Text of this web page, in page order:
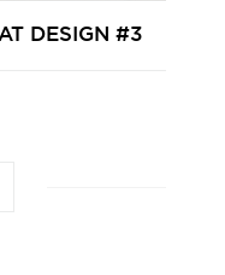
DESIGN #3